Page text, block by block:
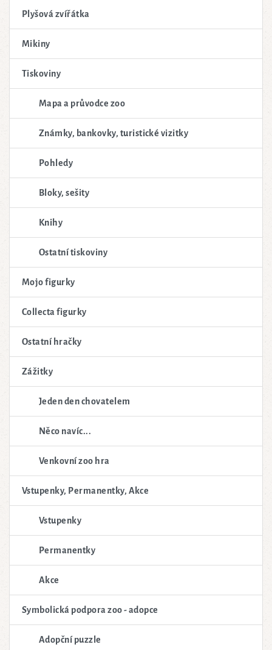
Plyšová zvířátka
Mikiny
Tiskoviny
Mapa a průvodce zoo
Známky, bankovky, turistické vizitky
Pohledy
Bloky, sešity
Knihy
Ostatní tiskoviny
Mojo figurky
Collecta figurky
Ostatní hračky
Zážitky
Jeden den chovatelem
Něco navíc...
Venkovní zoo hra
Vstupenky, Permanentky, Akce
Vstupenky
Permanentky
Akce
Symbolická podpora zoo - adopce
Adopční puzzle